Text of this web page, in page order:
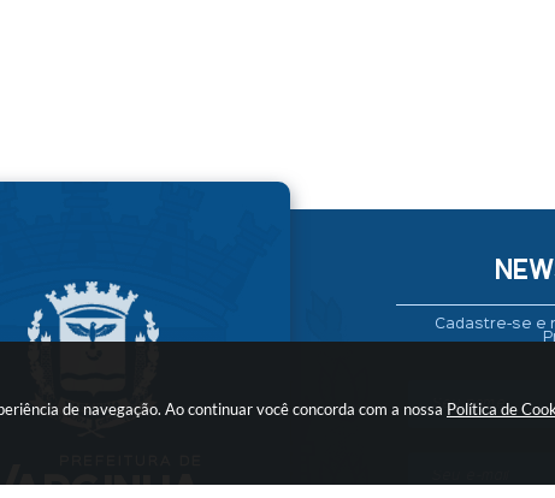
de navegação. Ao continuar você concorda com a nossa Política de
Cadastre-se e